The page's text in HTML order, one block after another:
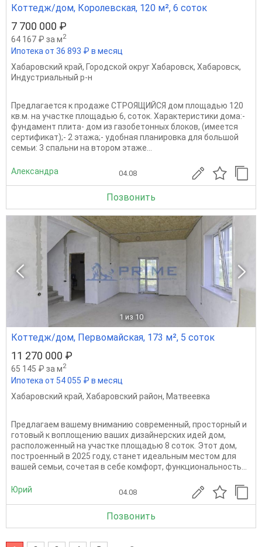
Коттедж/дом, Королевская, 120 м², 6 соток
7 700 000 ₽
64 167 ₽ за м2
Ипотека от 36 893 ₽ в месяц
Хабаровский край, Городской округ Хабаровск, Хабаровск,
Индустриальный р-н
Предлагается к продаже СТРОЯЩИЙСЯ дом площадью 120
кв.м. на участке площадью 6, соток. Характеристики дома:-
фундамент плита- дом из газобетонных блоков, (имеется
сертификат);- 2 этажа;- удобная планировка для большой
семьи: 3 спальни на втором этаже...
Александра 04.08
Позвонить
1 из 10
Коттедж/дом, Первомайская, 173 м², 5 соток
11 270 000 ₽
65 145 ₽ за м2
Ипотека от 54 055 ₽ в месяц
Хабаровский край, Хабаровский район, Матвеевка
Предлагаем вашему вниманию современный, просторный и
готовый к воплощению ваших дизайнерских идей дом,
расположенный на участке площадью 8 соток. Этот дом,
построенный в 2025 году, станет идеальным местом для
вашей семьи, сочетая в себе комфорт, функциональность...
Юрий 04.08
Позвонить